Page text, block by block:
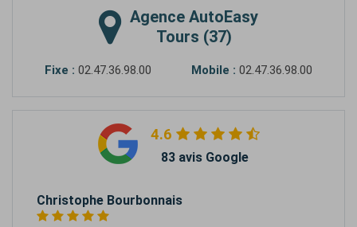
Agence AutoEasy
Tours (37)
Fixe : 02.47.36.98.00 Mobile : 02.47.36.98.00
4.6
83 avis Google
Christophe Bourbonnais